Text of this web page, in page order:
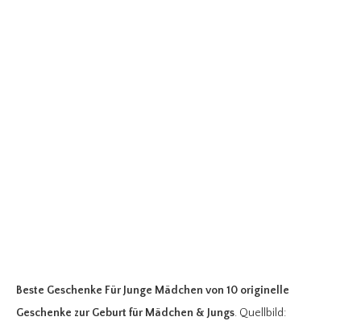
Beste Geschenke Für Junge Mädchen von 10 originelle
Geschenke zur Geburt für Mädchen & Jungs. Quellbild: